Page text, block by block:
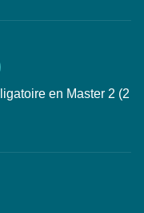
en Master 2 (2